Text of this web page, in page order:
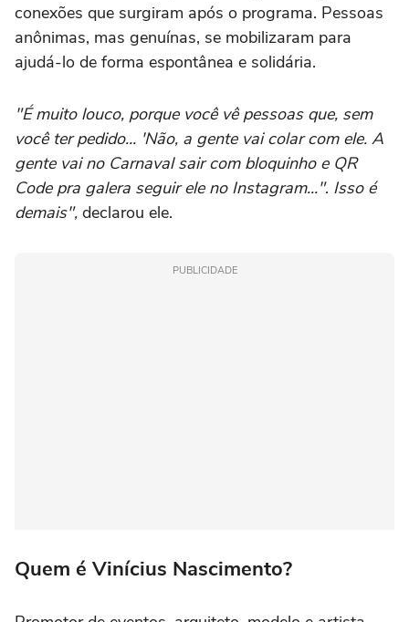
conexões que surgiram após o programa. Pessoas
anônimas, mas genuínas, se mobilizaram para
ajudá-lo de forma espontânea e solidária.
"É muito louco, porque você vê pessoas que, sem
você ter pedido... 'Não, a gente vai colar com ele. A
gente vai no Carnaval sair com bloquinho e QR
Code pra galera seguir ele no Instagram...". Isso é
demais", declarou ele.
PUBLICIDADE
Quem é Vinícius Nascimento?